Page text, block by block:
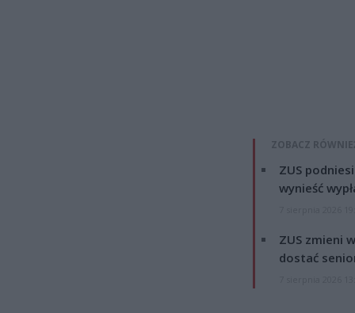
ZOBACZ
ZUS
wynieść
ZUS zmieni
dostać